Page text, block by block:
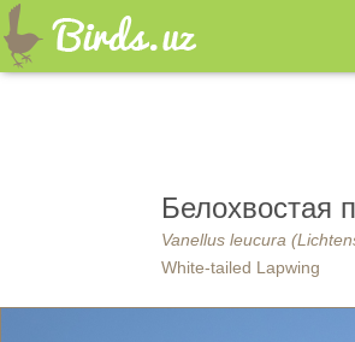
Белохвостая
Vanellus leucura
White-tailed Lapwing